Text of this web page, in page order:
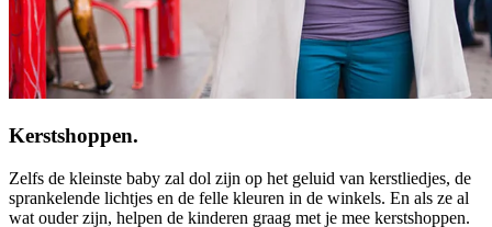
Kerstshoppen.
Zelfs de kleinste baby zal dol zijn op het geluid van kerstliedjes, de
sprankelende lichtjes en de felle kleuren in de winkels. En als ze al
wat ouder zijn, helpen de kinderen graag met je mee kerstshoppen.